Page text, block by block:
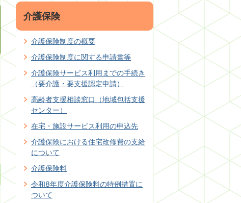
介護保険
介護保険制度の概要
介護保険制度に関する申請書等
介護保険サービス利用までの手続き
（要介護・要支援認定申請）
高齢者支援相談窓口（地域包括支援
センター）
在宅・施設サービス利用の申込先
介護保険における住宅改修費の支給
について
介護保険料
令和8年度介護保険料の特例措置に
ついて